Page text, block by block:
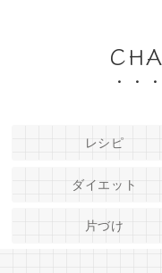
レシピ
ダイエット
片づけ